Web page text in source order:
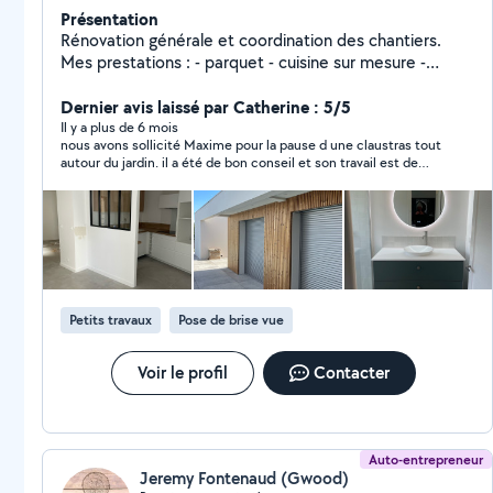
Présentation
Rénovation générale et coordination des chantiers.
Mes prestations : - parquet - cuisine sur mesure -
cloisons sèches ( Placo ) - bandes - peinture - carrelage
Dernier avis laissé par Catherine : 5/5
Il y a plus de 6 mois
nous avons sollicité Maxime pour la pause d une claustras tout
autour du jardin. il a été de bon conseil et son travail est de
Petits travaux Pose de brise vue
Voir le profil Contacter
Auto-entrepreneur
Jeremy Fontenaud (Gwood)